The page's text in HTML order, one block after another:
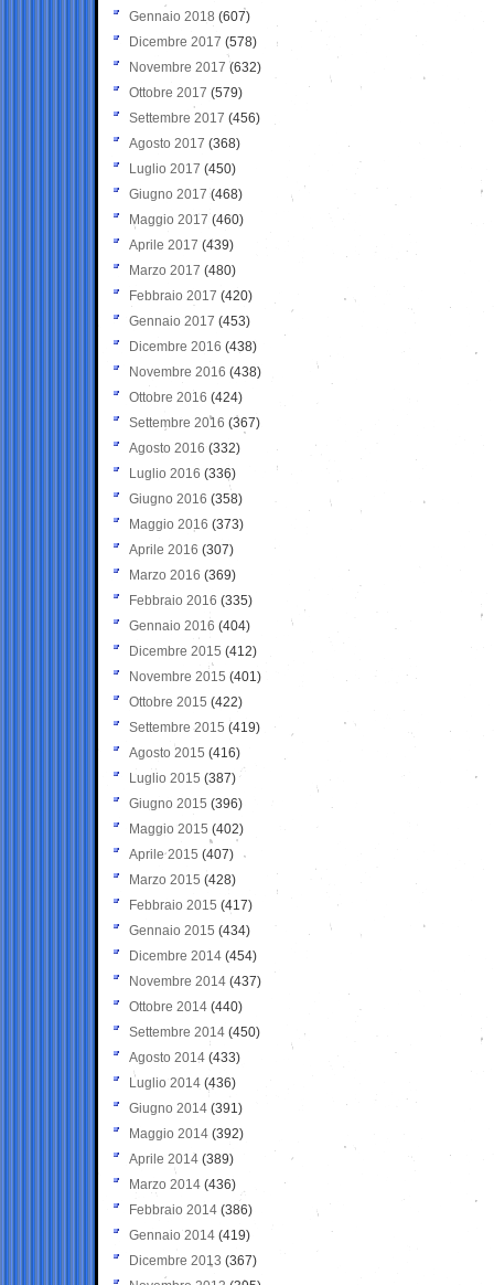
Gennaio 2018 (607)
Dicembre 2017 (578)
Novembre 2017 (632)
Ottobre 2017 (579)
Settembre 2017 (456)
Agosto 2017 (368)
Luglio 2017 (450)
Giugno 2017 (468)
Maggio 2017 (460)
Aprile 2017 (439)
Marzo 2017 (480)
Febbraio 2017 (420)
Gennaio 2017 (453)
Dicembre 2016 (438)
Novembre 2016 (438)
Ottobre 2016 (424)
Settembre 2016 (367)
Agosto 2016 (332)
Luglio 2016 (336)
Giugno 2016 (358)
Maggio 2016 (373)
Aprile 2016 (307)
Marzo 2016 (369)
Febbraio 2016 (335)
Gennaio 2016 (404)
Dicembre 2015 (412)
Novembre 2015 (401)
Ottobre 2015 (422)
Settembre 2015 (419)
Agosto 2015 (416)
Luglio 2015 (387)
Giugno 2015 (396)
Maggio 2015 (402)
Aprile 2015 (407)
Marzo 2015 (428)
Febbraio 2015 (417)
Gennaio 2015 (434)
Dicembre 2014 (454)
Novembre 2014 (437)
Ottobre 2014 (440)
Settembre 2014 (450)
Agosto 2014 (433)
Luglio 2014 (436)
Giugno 2014 (391)
Maggio 2014 (392)
Aprile 2014 (389)
Marzo 2014 (436)
Febbraio 2014 (386)
Gennaio 2014 (419)
Dicembre 2013 (367)